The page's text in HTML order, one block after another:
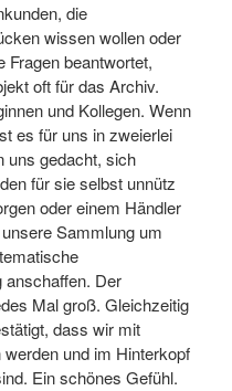
die
wissen wollen oder
Fragen beantwortet,
oft für das Archiv.
und Kollegen. Wenn
es für uns in zweierlei
uns gedacht, sich
für sie selbst unnütz
oder einem Händler
Sammlung um
anschaffen. Der
Mal groß. Gleichzeitig
dass wir mit
und im Hinterkopf
Ein schönes Gefühl.